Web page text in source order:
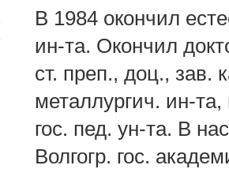
В 1984 окончил
ин-та. Окончил
ст. преп., доц., зав.
металлургич. ин-
гос. пед. ун-та. В
Волгогр. гос.